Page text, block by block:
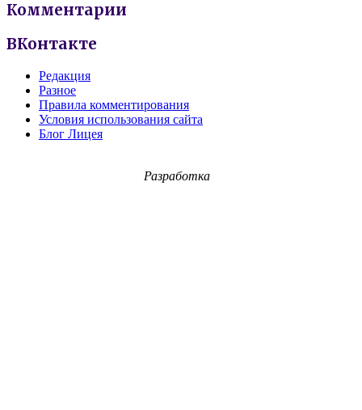
Комментарии
ВКонтакте
Редакция
Разное
Правила комментирования
Условия использования сайта
Блог Лицея
Разработка